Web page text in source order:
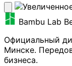
Bambu Lab
Официальный
Минске.
бизнеса.